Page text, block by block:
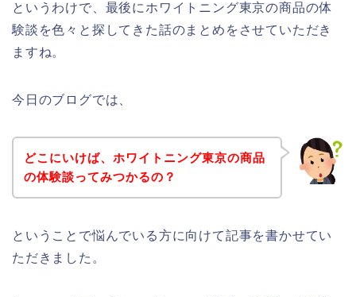
というわけで、最後にホワイトニング東京の商品の体
験談を色々と探してきた話のまとめをさせていただき
ますね。
今日のブログでは、
どこにいけば、ホワイトニング東京の商品
の体験談ってみつかるの？
ということで悩んでいる方に向けて記事を書かせてい
ただきました。